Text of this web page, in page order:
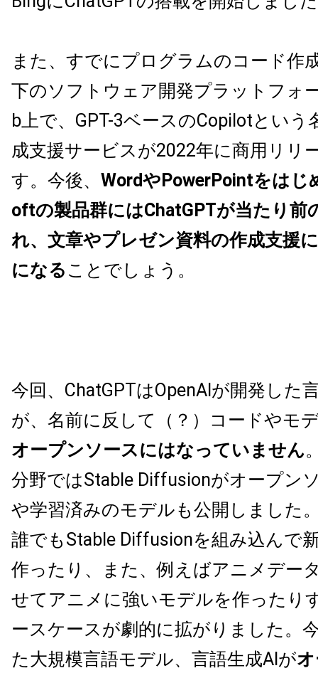
また、すでにプログラムのコード作
下のソフトウェア開発プラットフォ
b上で、GPT-3ベースのCopilotという
成支援サービスが2022年に商用リリ
す。今後、 WordやPowerPointをはじ
oftの製品群にはChatGPTが当たり前
れ、文章やプレゼン資料の作成支援
になる ことでしょう。
今回、ChatGPTはOpenAIが開発した
が、名前に反して（？）コードやモ
オープンソースにはなっていません
分野ではStable Diffusionがオープン
や学習済みのモデルも公開しました
誰でもStable Diffusionを組み込んで
作ったり、また、例えばアニメデー
せてアニメに強いモデルを作ったり
ースケースが劇的に拡がりました。
た大規模言語モデル、言語生成AIが